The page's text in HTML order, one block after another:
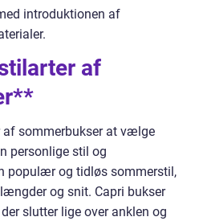
introduktionen af
af
sommerbukser at vælge
personlige stil og
populær og tidløs sommerstil,
og snit. Capri bukser
slutter lige over anklen og